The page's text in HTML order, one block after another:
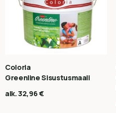
Coloria
Greenline Sisustusmaali
alk.32,96€